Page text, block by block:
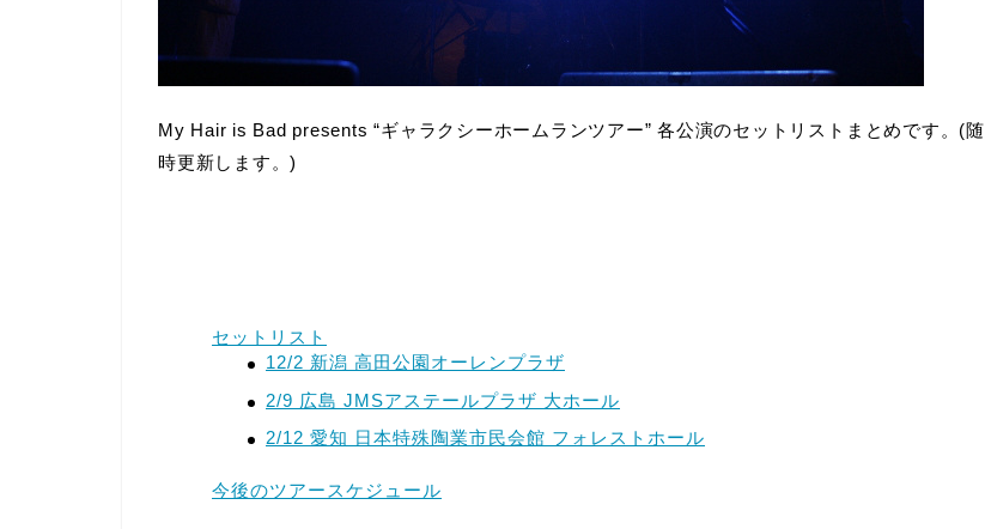
My Hair is Bad presents “ギャラクシーホームランツアー” 各公演のセットリストまとめです。(随
時更新します。)
セットリスト
12/2 新潟 高田公園オーレンプラザ
2/9 広島 JMSアステールプラザ 大ホール
2/12 愛知 日本特殊陶業市民会館 フォレストホール
今後のツアースケジュール